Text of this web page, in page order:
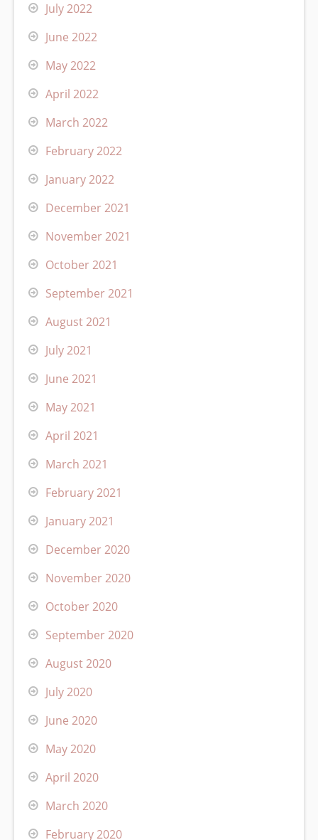
July 2022
June 2022
May 2022
April 2022
March 2022
February 2022
January 2022
December 2021
November 2021
October 2021
September 2021
August 2021
July 2021
June 2021
May 2021
April 2021
March 2021
February 2021
January 2021
December 2020
November 2020
October 2020
September 2020
August 2020
July 2020
June 2020
May 2020
April 2020
March 2020
February 2020